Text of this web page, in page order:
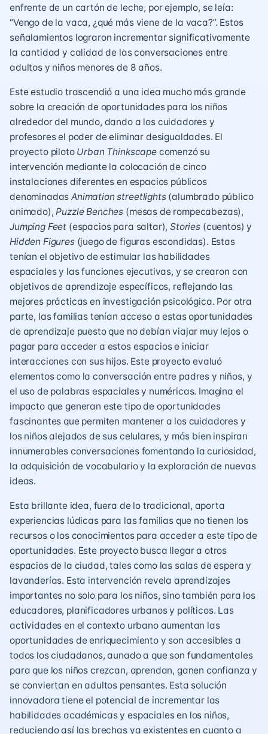
enfrente de un cartón de leche, por ejemplo, se leía:
“Vengo de la vaca, ¿qué más viene de la vaca?”. Estos
señalamientos lograron incrementar significativamente
la cantidad y calidad de las conversaciones entre
adultos y niños menores de 8 años.
Este estudio trascendió a una idea mucho más grande
sobre la creación de oportunidades para los niños
alrededor del mundo, dando a los cuidadores y
profesores el poder de eliminar desigualdades. El
proyecto piloto Urban Thinkscapecomenzó su
intervención mediante la colocación de cinco
instalaciones diferentes en espacios públicos
denominadasAnimation streetlights(alumbrado público
animado),Puzzle Benches (mesas de rompecabezas),
Jumping Feet (espacios para saltar),Stories(cuentos) y
Hidden Figures(juego de figuras escondidas). Estas
tenían el objetivo de estimular las habilidades
espaciales y las funciones ejecutivas, y se crearon con
objetivos de aprendizaje específicos, reflejando las
mejores prácticas en investigación psicológica. Por otra
parte, las familias tenían acceso a estas oportunidades
de aprendizaje puesto que no debían viajar muy lejos o
pagar para acceder a estos espacios e iniciar
interacciones con sus hijos. Este proyecto evaluó
elementos como la conversación entre padres y niños, y
el uso de palabras espaciales y numéricas. Imagina el
impacto que generan este tipo de oportunidades
fascinantes que permiten mantener a los cuidadores y
los niños alejados de sus celulares, y más bien inspiran
innumerables conversaciones fomentando la curiosidad,
la adquisición de vocabulario y la exploración de nuevas
ideas.
Esta brillante idea, fuera de lo tradicional, aporta
experiencias lúdicas para las familias que no tienen los
recursos o los conocimientos para acceder a este tipo de
oportunidades. Este proyecto busca llegar a otros
espacios de la ciudad, tales como las salas de espera y
lavanderías. Esta intervención revela aprendizajes
importantes no solo para los niños, sino también para los
educadores, planificadores urbanos y políticos. Las
actividades en el contexto urbano aumentan las
oportunidades de enriquecimiento y son accesibles a
todos los ciudadanos, aunado a que son fundamentales
para que los niños crezcan, aprendan, ganen confianza y
se conviertan en adultos pensantes. Esta solución
innovadora tiene el potencial de incrementar las
habilidades académicas y espaciales en los niños,
reduciendo así las brechas ya existentes en cuanto a